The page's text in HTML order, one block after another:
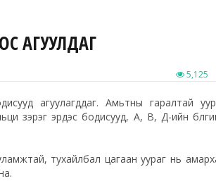
АГУУЛДАГ
5,125
агуулагддаг. Амьтны гаралтай
зэрэг эрдэс бодисууд, А, В, Д-ийн
тухайлбал цагаан уураг нь